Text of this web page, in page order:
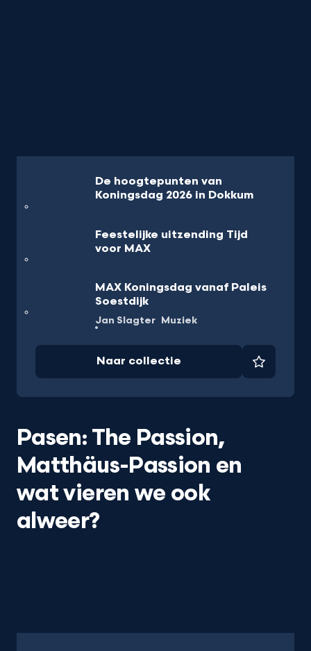
De hoogtepunten van
Koningsdag 2026 in Dokkum
Feestelijke uitzending Tijd
voor MAX
MAX Koningsdag vanaf Paleis
Soestdijk
Jan Slagter Muziek
Naar collectie Favoriet
Pasen: The Passion,
Matthäus-Passion en
wat vieren we ook
alweer?